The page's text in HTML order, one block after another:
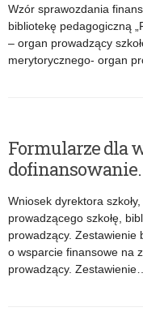
Wzór sprawozdania
bibliotekę pedagogiczną
– organ prowadzący
merytorycznego- organ
Formularze dla
dofinansowanie.
Wniosek dyrektora
prowadzącego szkołę,
prowadzący. Zestawienie
o wsparcie finansowe na
prowadzący. Zestawienie…